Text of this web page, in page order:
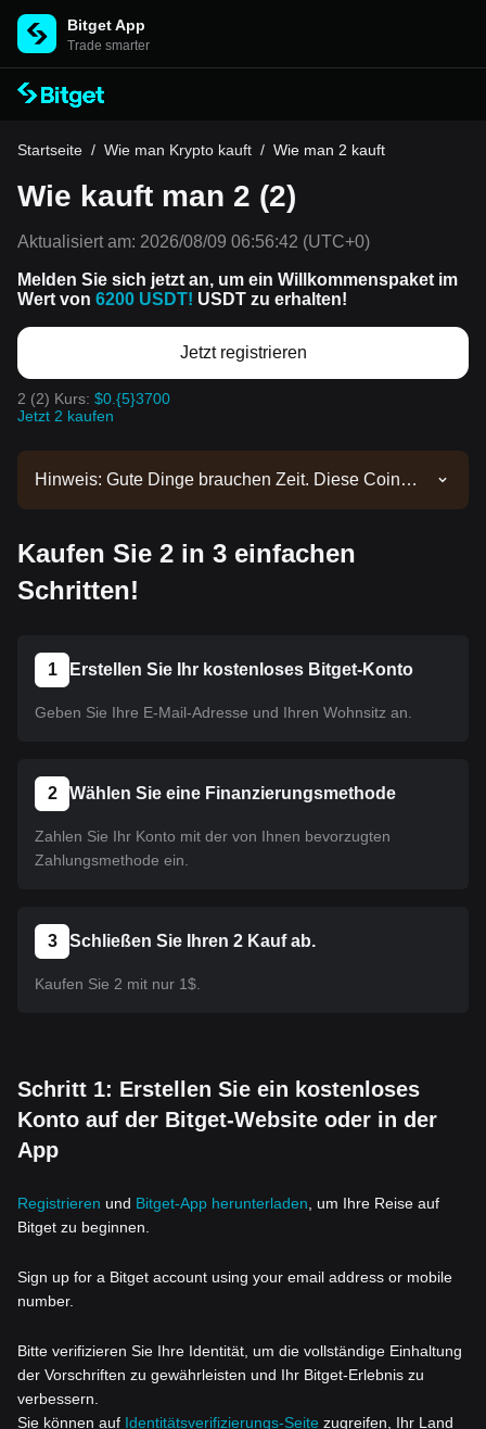
Bitget App
Trade smarter
Startseite / Wie man Krypto kauft / Wie man 2 kauft
Wie kauft man 2 (2)
Aktualisiert am: 2026/08/09 06:56:42 (UTC+0)
Melden Sie sich jetzt an, um ein Willkommenspaket im
Wert von 6200 USDT! USDT zu erhalten!
Jetzt registrieren
2 (2) Kurs: $0.{5}3700
Jetzt 2 kaufen
Hinweis: Gute Dinge brauchen Zeit. Diese Coin
Listings informiert zu werden. Sobald es auf Bitget
um es zu kaufen. Dasselbe Tutorial gilt für alle auf
Kaufen Sie 2 in 3 einfachen
Schritten!
1 Erstellen Sie Ihr kostenloses Bitget-Konto
Geben Sie Ihre E-Mail-Adresse und Ihren Wohnsitz an.
2 Wählen Sie eine Finanzierungsmethode
Zahlen Sie Ihr Konto mit der von Ihnen bevorzugten
Zahlungsmethode ein.
3 Schließen Sie Ihren 2 Kauf ab.
Kaufen Sie 2 mit nur 1$.
Schritt 1: Erstellen Sie ein kostenloses
Konto auf der Bitget-Website oder in der
App
Registrieren und Bitget-App herunterladen , um Ihre Reise auf
Bitget zu beginnen.
Sign up for a Bitget account using your email address or mobile
number.
Bitte verifizieren Sie Ihre Identität, um die vollständige Einhaltung
der Vorschriften zu gewährleisten und Ihr Bitget-Erlebnis zu
verbessern.
Sie können auf Identitätsverifizierungs-Seite zugreifen, Ihr Land